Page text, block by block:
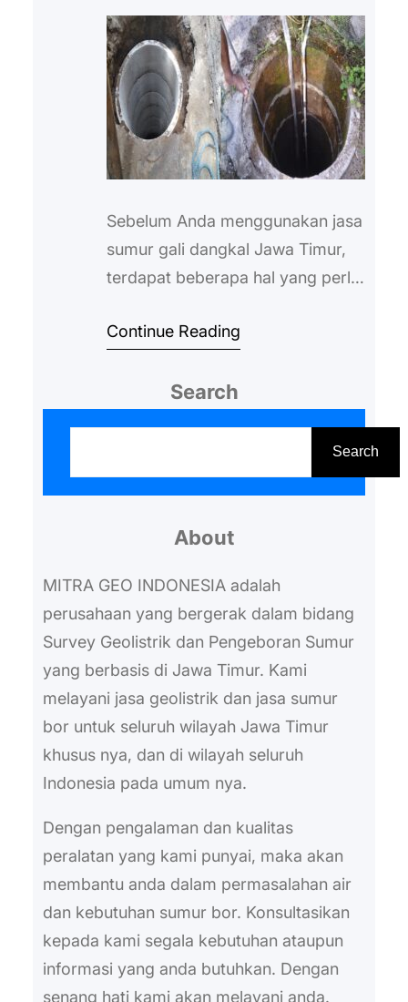
Sebelum Anda menggunakan jasa
sumur gali dangkal Jawa Timur,
terdapat beberapa hal yang perlu
ini penting, untuk Anda perhatikan
yang baik, jernih, dan pastinya
Umumnya jarak antara sumur
10 meter. Hal tersebut dilakukan
Continue Reading
Search
Search
About
MITRA GEO INDONESIA adalah
perusahaan yang bergerak dalam bidang
Survey Geolistrik dan Pengeboran Sumur
yang berbasis di Jawa Timur. Kami
melayani jasa geolistrik dan jasa sumur
bor untuk seluruh wilayah Jawa Timur
khusus nya, dan di wilayah seluruh
Indonesia pada umum nya.
Dengan pengalaman dan kualitas
peralatan yang kami punyai, maka akan
membantu anda dalam permasalahan air
dan kebutuhan sumur bor. Konsultasikan
kepada kami segala kebutuhan ataupun
informasi yang anda butuhkan. Dengan
senang hati kami akan melayani anda.